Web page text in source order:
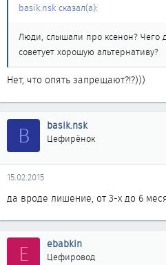
basik.nsk сказал(а):
Люди, слышали про ксенон? Чего
советует хорошую альтернативу?
Нет, что опять запрещают?!?)))
B basik.nsk
Цефирёнок
15.02.2015
да вроде лишение, от 3-х до 6
E ebabkin
Цефировод